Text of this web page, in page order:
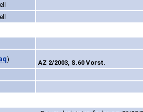
)
AZ 2/2003, S.60 Vorst.